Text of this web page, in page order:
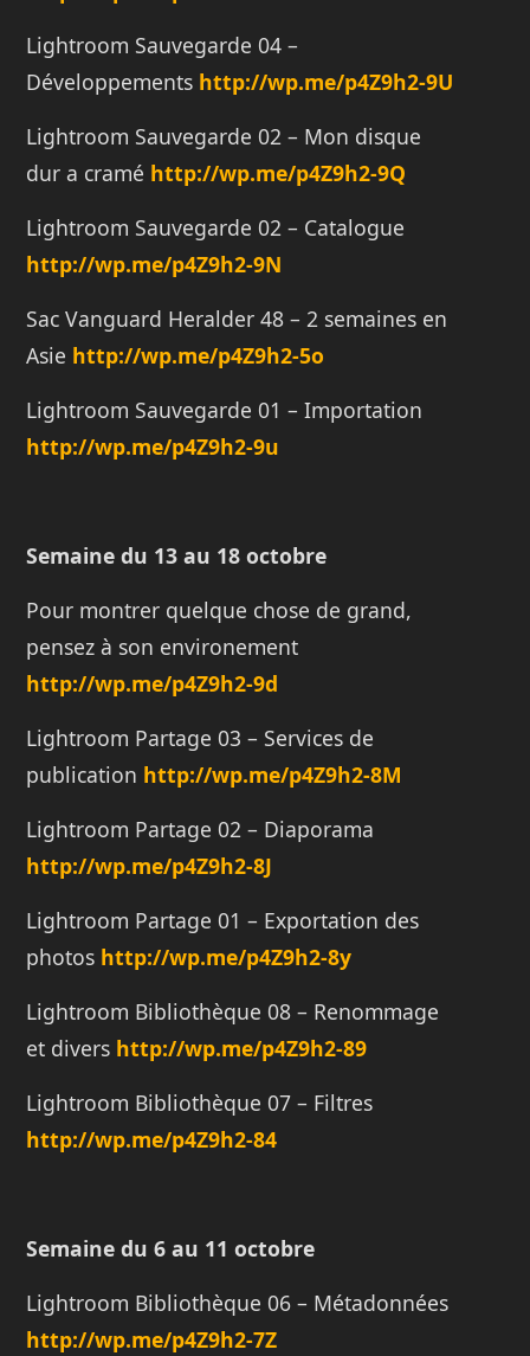
Lightroom Sauvegarde 04 –
Développements http://wp.me/p4Z9h2-9U
Lightroom Sauvegarde 02 – Mon disque
dur a cramé http://wp.me/p4Z9h2-9Q
Lightroom Sauvegarde 02 – Catalogue
http://wp.me/p4Z9h2-9N
Sac Vanguard Heralder 48 – 2 semaines en
Asie http://wp.me/p4Z9h2-5o
Lightroom Sauvegarde 01 – Importation
http://wp.me/p4Z9h2-9u
Semaine du 13 au 18 octobre
Pour montrer quelque chose de grand,
pensez à son environement
http://wp.me/p4Z9h2-9d
Lightroom Partage 03 – Services de
publication http://wp.me/p4Z9h2-8M
Lightroom Partage 02 – Diaporama
http://wp.me/p4Z9h2-8J
Lightroom Partage 01 – Exportation des
photos http://wp.me/p4Z9h2-8y
Lightroom Bibliothèque 08 – Renommage
et divers http://wp.me/p4Z9h2-89
Lightroom Bibliothèque 07 – Filtres
http://wp.me/p4Z9h2-84
Semaine du 6 au 11 octobre
Lightroom Bibliothèque 06 – Métadonnées
http://wp.me/p4Z9h2-7Z